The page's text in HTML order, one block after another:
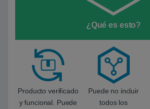
¿Qué es esto?
Producto verificado
y funcional. Puede
Puede no incluir
todos los